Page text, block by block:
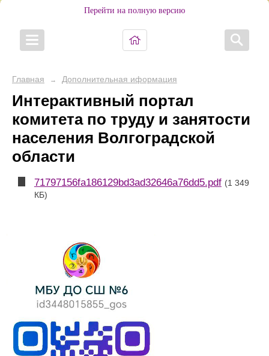
Перейти на полную версию
Главная → Дополнительная иформация
Интерактивный портал
комитета по труду и занятости
населения Волгоградской
области
71797156fa186129bd3ad32646a76dd5.pdf (1 349
КБ)